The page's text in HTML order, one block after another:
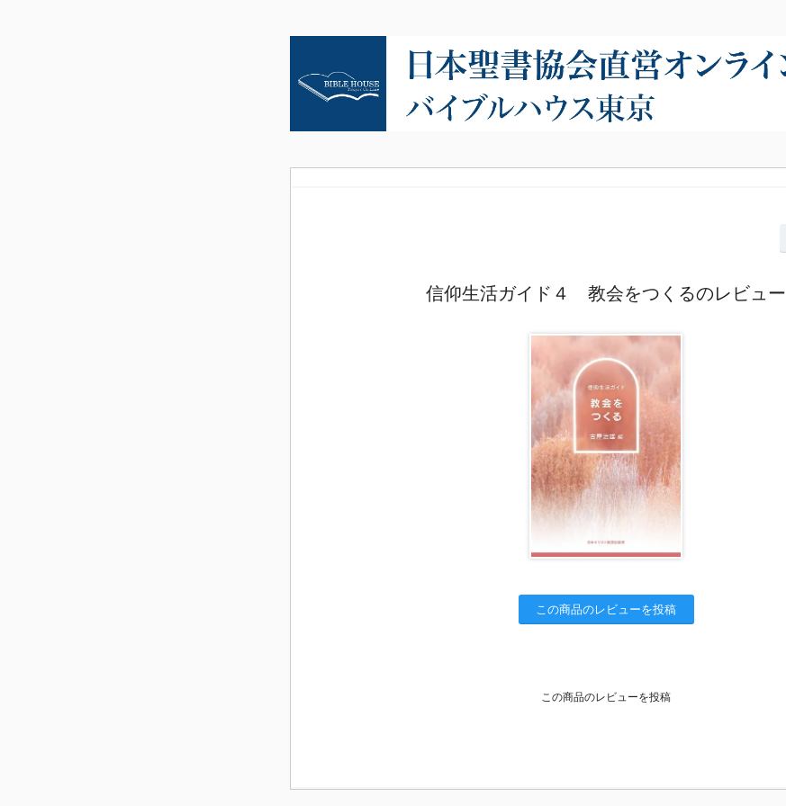
信仰生活ガイド４ 教会をつくるのレビュー
この商品のレビューを投稿
この商品のレビューを投稿